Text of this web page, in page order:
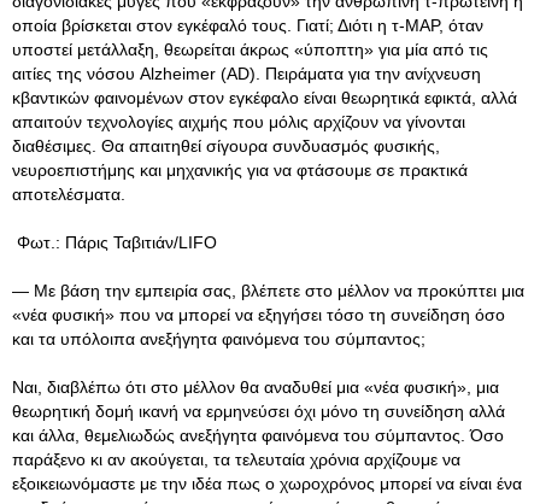
οποία βρίσκεται στον εγκέφαλό τους. Γιατί; Διότι η τ-MAP, όταν
υποστεί μετάλλαξη, θεωρείται άκρως «ύποπτη» για μία από τις
αιτίες της νόσου Alzheimer (AD). Πειράματα για την ανίχνευση
κβαντικών φαινομένων στον εγκέφαλο είναι θεωρητικά εφικτά, αλλά
απαιτούν τεχνολογίες αιχμής που μόλις αρχίζουν να γίνονται
διαθέσιμες. Θα απαιτηθεί σίγουρα συνδυασμός φυσικής,
νευροεπιστήμης και μηχανικής για να φτάσουμε σε πρακτικά
αποτελέσματα.
Φωτ.: Πάρις Ταβιτιάν/LIFO
— Με βάση την εμπειρία σας, βλέπετε στο μέλλον να προκύπτει μια
«νέα φυσική» που να μπορεί να εξηγήσει τόσο τη συνείδηση όσο
και τα υπόλοιπα ανεξήγητα φαινόμενα του σύμπαντος;
Ναι, διαβλέπω ότι στο μέλλον θα αναδυθεί μια «νέα φυσική», μια
θεωρητική δομή ικανή να ερμηνεύσει όχι μόνο τη συνείδηση αλλά
και άλλα, θεμελιωδώς ανεξήγητα φαινόμενα του σύμπαντος. Όσο
παράξενο κι αν ακούγεται, τα τελευταία χρόνια αρχίζουμε να
εξοικειωνόμαστε με την ιδέα πως ο χωροχρόνος μπορεί να είναι ένα